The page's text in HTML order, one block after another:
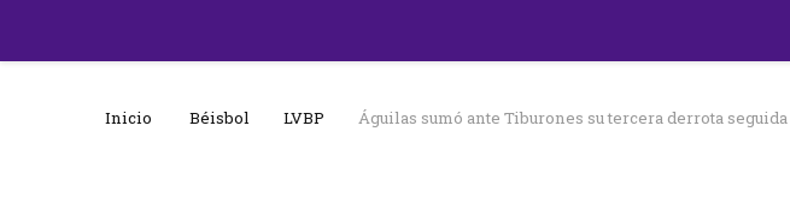
Inicio Béisbol LVBP Águilas sumó ante Tiburones su tercera derrota seguida